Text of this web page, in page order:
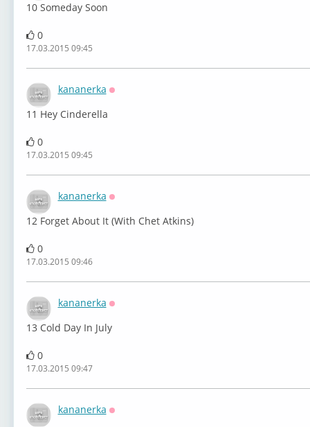
10 Someday Soon
0
17.03.2015 09:45
kananerka
11 Hey Cinderella
0
17.03.2015 09:45
kananerka
12 Forget About It (With Chet Atkins)
0
17.03.2015 09:46
kananerka
13 Cold Day In July
0
17.03.2015 09:47
kananerka